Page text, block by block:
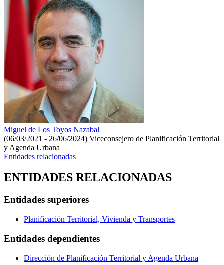
Miguel de Los Toyos Nazabal
(06/03/2021 - 26/06/2024) Viceconsejero de Planificación Territorial
y Agenda Urbana
Entidades relacionadas
ENTIDADES RELACIONADAS
Entidades superiores
Planificación Territorial, Vivienda y Transportes
Entidades dependientes
Dirección de Planificación Territorial y Agenda Urbana